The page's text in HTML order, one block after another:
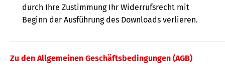
durch Ihre Zustimmung Ihr Widerrufsrecht mit
Beginn der Ausführung des Downloads verlieren.
Zu den Allgemeinen Geschäftsbedingungen (AGB)